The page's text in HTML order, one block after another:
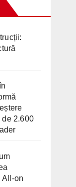
de 2.600
All-on